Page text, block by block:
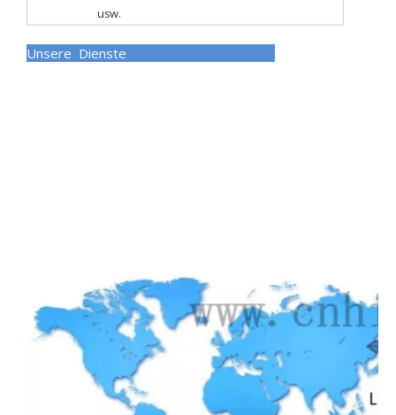
usw.
Unsere Dienste